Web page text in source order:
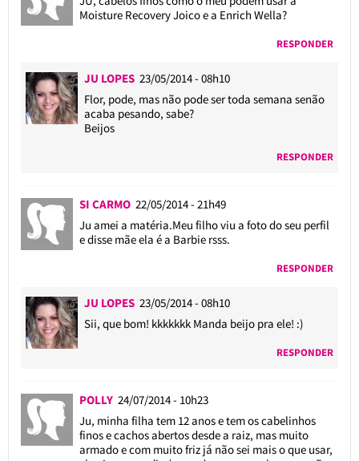
Moisture Recovery Joico e a Enrich Wella?
RESPONDER
JU LOPES 23/05/2014 - 08h10
Flor, pode, mas não pode ser toda semana senão
acaba pesando, sabe?
Beijos
RESPONDER
SI CARMO 22/05/2014 - 21h49
Ju amei a matéria.Meu filho viu a foto do seu perfil
e disse mãe ela é a Barbie rsss.
RESPONDER
JU LOPES 23/05/2014 - 08h10
Sii, que bom! kkkkkkk Manda beijo pra ele! :)
RESPONDER
POLLY 24/07/2014 - 10h23
Ju, minha filha tem 12 anos e tem os cabelinhos
finos e cachos abertos desde a raiz, mas muito
armado e com muito friz já não sei mais o que usar,